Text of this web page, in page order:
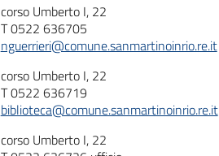
corso Umberto I, 22
T 0522 636705
nguerrieri@comune.sanmartinoinrio.re.it
corso Umberto I, 22
T 0522 636719
biblioteca@comune.sanmartinoinrio.re.it
corso Umberto I, 22